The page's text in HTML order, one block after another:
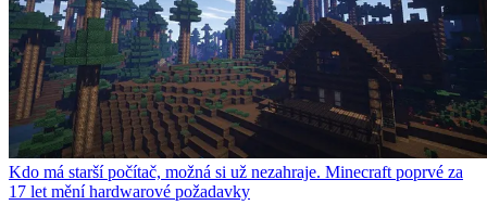
Kdo má starší počítač, možná si už nezahraje. Minecraft poprvé za
17 let mění hardwarové požadavky